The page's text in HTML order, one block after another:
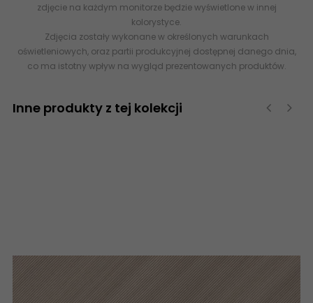
zdjęcie na każdym monitorze będzie wyświetlone w innej
kolorystyce.
Zdjęcia zostały wykonane w określonych warunkach
oświetleniowych, oraz partii produkcyjnej dostępnej danego dnia,
co ma istotny wpływ na wygląd prezentowanych produktów.
Inne produkty z tej kolekcji